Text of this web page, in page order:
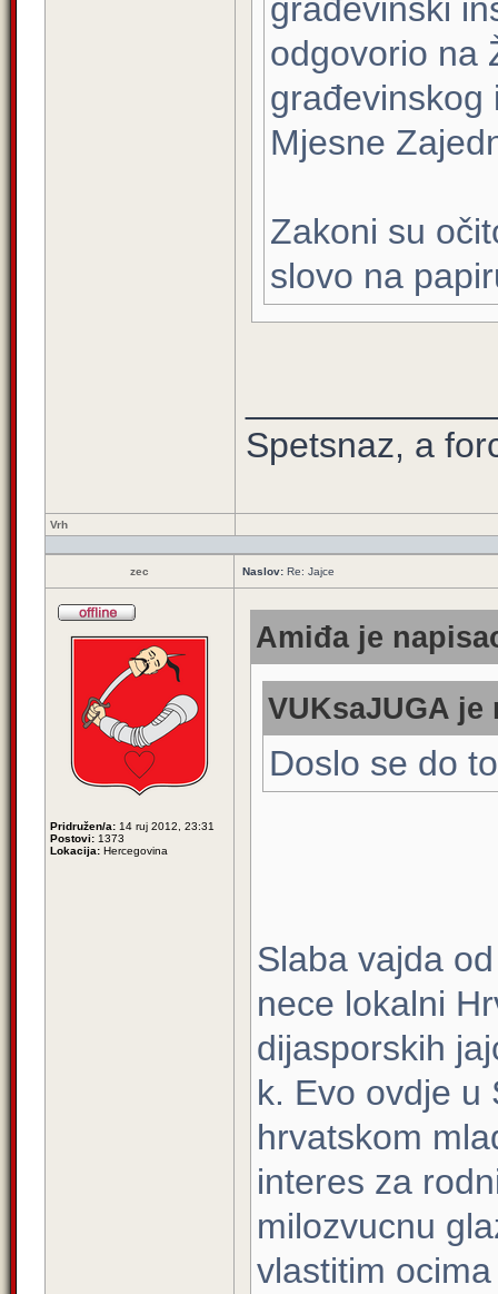
građevinski
odgovorio na
građevinskog
Mjesne
Zakoni su
slovo na
Spetsnaz, a
Vrh
zec Naslov: Re: Jajce
Pridružen/a: 14 ruj 2012, 23:31
Postovi: 1373
Lokacija: Hercegovina
Amiđa je
VUKsaJUGA je
Doslo se do
Slaba vajda
nece lokalni
dijasporskih
k. Evo ovdje u
hrvatskom
interes za
milozvucnu
vlastitim